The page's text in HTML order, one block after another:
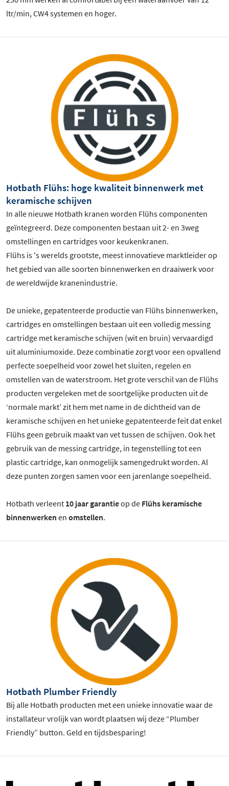
ltr/min, CW4 systemen en hoger.
Hotbath Flühs: hoge kwaliteit binnenwerk met
keramische schijven
In alle nieuwe Hotbath kranen worden Flühs componenten
geïntegreerd. Deze componenten bestaan uit 2- en 3weg
omstellingen en cartridges voor keukenkranen.
Flühs is 's werelds grootste, meest innovatieve marktleider op
het gebied van alle soorten binnenwerken en draaiwerk voor
de wereldwijde kranenindustrie.
De unieke, gepatenteerde productie van Flühs binnenwerken,
cartridges en omstellingen bestaan uit een volledig messing
cartridge met keramische schijven (wit en bruin) vervaardigd
uit aluminiumoxide. Deze combinatie zorgt voor een opvallend
perfecte soepelheid voor zowel het sluiten, regelen en
omstellen van de waterstroom. Het grote verschil van de Flühs
producten vergeleken met de soortgelijke producten uit de
‘normale markt’ zit hem met name in de dichtheid van de
keramische schijven en het unieke gepatenteerde feit dat enkel
Flühs geen gebruik maakt van vet tussen de schijven. Ook het
gebruik van de messing cartridge, in tegenstelling tot een
plastic cartridge, kan onmogelijk samengedrukt worden. Al
deze punten zorgen samen voor een jarenlange soepelheid.
Hotbath verleent 10 jaar garantieop de Flühs keramische
binnenwerken en omstellen.
Hotbath Plumber Friendly
Bij alle Hotbath producten met een unieke innovatie waar de
installateur vrolijk van wordt plaatsen wij deze “Plumber
Friendly” button. Geld en tijdsbesparing!